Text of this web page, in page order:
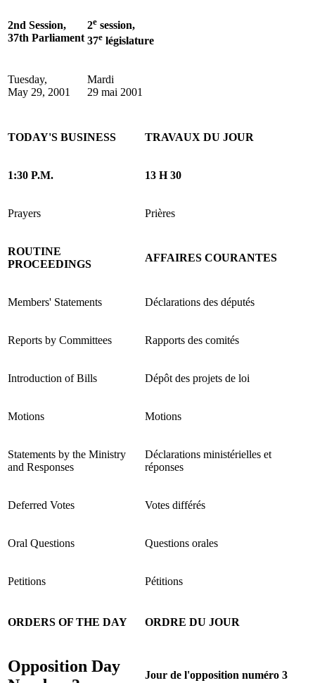
2nd Session,
37th Parliament
2e session,
37e législature
Tuesday,
May 29, 2001
Mardi
29 mai 2001
TODAY'S BUSINESS TRAVAUX DU JOUR
1:30 P.M. 13 H 30
Prayers Prières
ROUTINE
PROCEEDINGS
AFFAIRES COURANTES
Members' Statements Déclarations des députés
Reports by Committees Rapports des comités
Introduction of Bills Dépôt des projets de loi
Motions Motions
Statements by the Ministry
and Responses
Déclarations ministérielles et
réponses
Deferred Votes Votes différés
Oral Questions Questions orales
Petitions Pétitions
ORDERS OF THE DAY ORDRE DU JOUR
Opposition Day
Jour de l'opposition numéro 3